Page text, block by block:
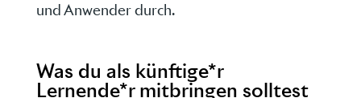
und Anwender durch.
Was du als künftige*r
Lernende*r mitbringen solltest